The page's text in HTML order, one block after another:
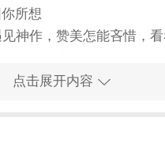
所想
见神作，赞美怎能吝惜，
不会唱？不用担心，练唱
人都可以是大明星
点击展开内容